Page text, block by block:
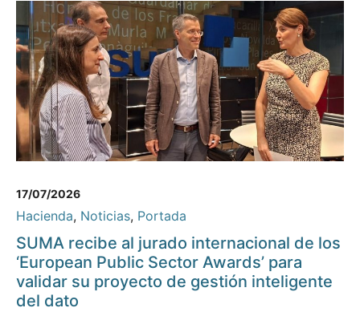
17/07/2026
Hacienda, Noticias, Portada
SUMA recibe al jurado internacional de los
‘European Public Sector Awards’ para
validar su proyecto de gestión inteligente
del dato